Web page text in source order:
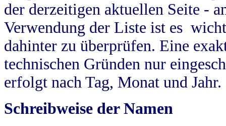
der derzeitigen aktuellen Seite -
Verwendung der Liste ist es
dahinter zu überprüfen. Eine
technischen Gründen nur
erfolgt nach Tag, Monat und Jahr.
Schreibweise der Namen